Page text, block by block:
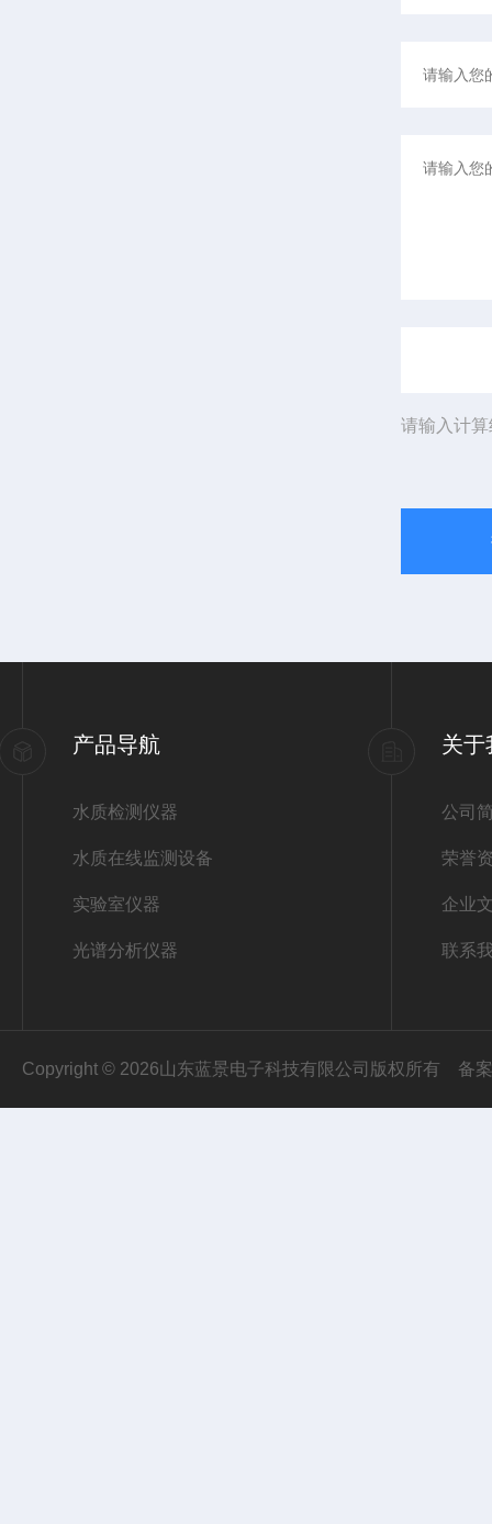
请输入计
产品导航
水质检测仪器
水质在线监测设备
实验室仪器
光谱分析仪器
关于
公司
荣誉
企业
联系
Copyright © 2026山东蓝景电子科技有限公司版权所有 备